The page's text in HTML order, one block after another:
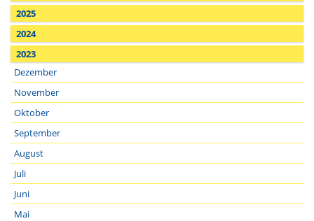
2025
2024
2023
Dezember
November
Oktober
September
August
Juli
Juni
Mai